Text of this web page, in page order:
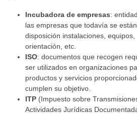
Incubadora de empresas:
las empresas que todavía se
disposición instalaciones, equipos,
orientación, etc.
ISO: documentos que recogen
ser utilizados en organizaciones
productos y servicios
cumplen su objetivo.
ITP (Impuesto sobre
Actividades Jurídicas